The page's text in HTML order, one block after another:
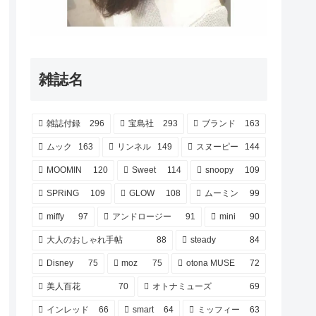
雑誌名
雑誌付録 296 宝島社 293 ブランド 163
ムック 163 リンネル 149 スヌーピー 144
MOOMIN 120 Sweet 114 snoopy 109
SPRiNG 109 GLOW 108 ムーミン 99
miffy 97 アンドロージー 91 mini 90
大人のおしゃれ手帖 88 steady 84
Disney 75 moz 75 otona MUSE 72
美人百花 70 オトナミューズ 69
インレッド 66 smart 64 ミッフィー 63